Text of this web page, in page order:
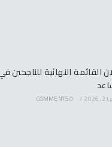
القائمة النهائية
/
0 COMMENTS